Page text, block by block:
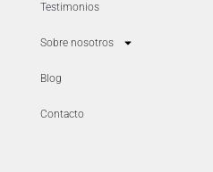
Testimonios
Sobre nosotros
Blog
Contacto